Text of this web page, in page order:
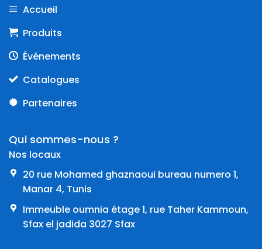
Accueil
Produits
Événements
Catalogues
Partenaires
Qui sommes-nous ?
Nos locaux
20 rue Mohamed ghaznaoui bureau numero 1,
Manar 4, Tunis
Immeuble oumnia étage 1, rue Taher Kammoun,
Sfax el jadida 3027 Sfax